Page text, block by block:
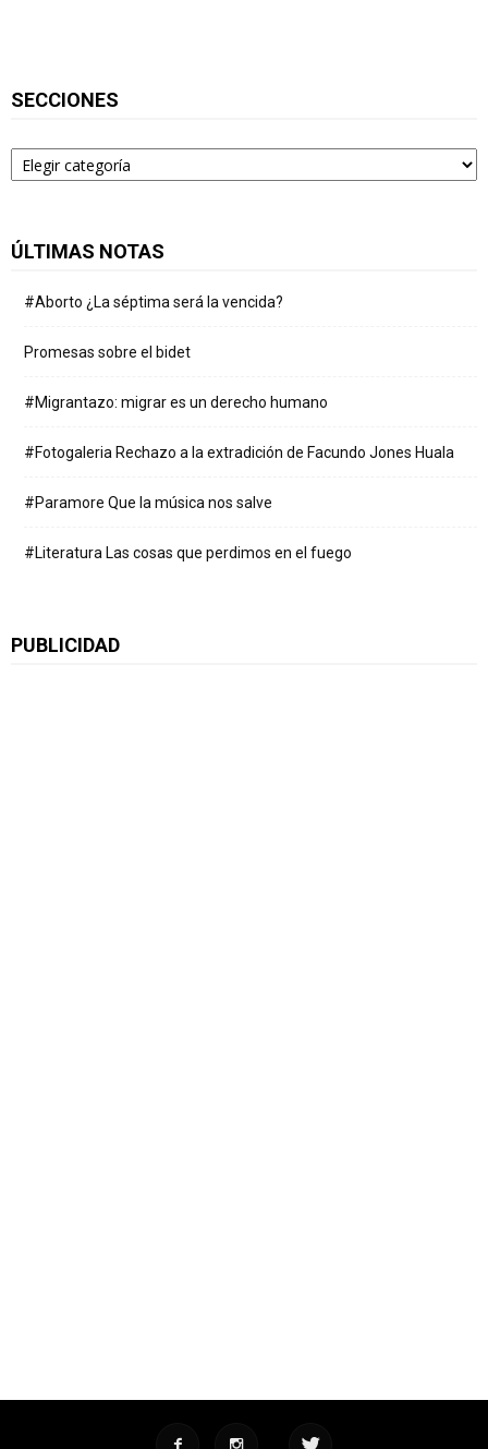
SECCIONES
Secciones
ÚLTIMAS NOTAS
#Aborto ¿La séptima será la vencida?
Promesas sobre el bidet
#Migrantazo: migrar es un derecho humano
#Fotogaleria Rechazo a la extradición de Facundo Jones Huala
#Paramore Que la música nos salve
#Literatura Las cosas que perdimos en el fuego
PUBLICIDAD